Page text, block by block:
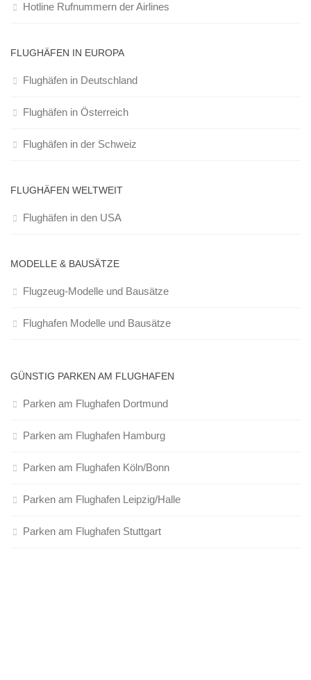
Hotline Rufnummern der Airlines
FLUGHÄFEN IN EUROPA
Flughäfen in Deutschland
Flughäfen in Österreich
Flughäfen in der Schweiz
FLUGHÄFEN WELTWEIT
Flughäfen in den USA
MODELLE & BAUSÄTZE
Flugzeug-Modelle und Bausätze
Flughafen Modelle und Bausätze
GÜNSTIG PARKEN AM FLUGHAFEN
Parken am Flughafen Dortmund
Parken am Flughafen Hamburg
Parken am Flughafen Köln/Bonn
Parken am Flughafen Leipzig/Halle
Parken am Flughafen Stuttgart